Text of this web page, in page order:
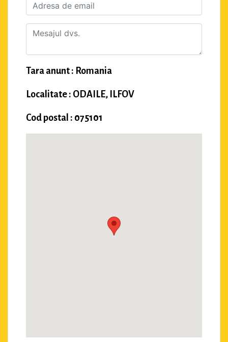
Tara anunt : Romania
Localitate : ODAILE, ILFOV
Cod postal : 075101